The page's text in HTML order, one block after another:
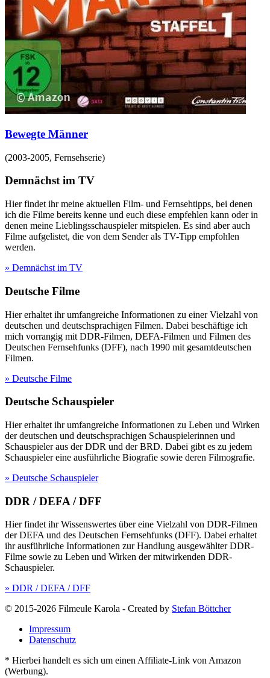
Bewegte Männer
(2003-2005, Fernsehserie)
Demnächst im TV
Hier findet ihr meine aktuellen Film- und Fernsehtipps, bei denen
ich die Filme bereits kenne und euch diese empfehlen kann oder in
denen meine Lieblingsschauspieler mitspielen. Es sind aber auch
Filme aufgelistet, die von dem Sender als TV-Tipp empfohlen
werden.
» Demnächst im TV
Deutsche Filme
Hier erhaltet ihr umfangreiche Informationen zu einer Vielzahl von
deutschen und deutschsprachigen Filmen. Dabei beschäftige ich
mich vorrangig mit DDR-Filmen, DEFA-Filmen und Filmen des
Deutschen Fernsehfunks (DFF), nach 1990 mit gesamtdeutschen
Filmen.
» Deutsche Filme
Deutsche Schauspieler
Hier erhaltet ihr umfangreiche Informationen zu Leben und Wirken
der deutschen und deutschsprachigen Schauspielerinnen und
Schauspieler aus der DDR und der BRD. Dabei gibt es zu jedem
Schauspieler eine ausführliche Biografie sowie deren Filmografie.
» Deutsche Schauspieler
DDR / DEFA / DFF
Hier findet ihr Wissenswertes über eine Vielzahl von DDR-Filmen
der DEFA und des Deutschen Fernsehfunks (DFF). Dabei erhaltet
ihr ausführliche Informationen zur Handlung ausgewählter DDR-
Filme sowie zu Leben und Wirken der mitwirkenden DDR-
Schauspieler.
» DDR / DEFA / DFF
© 2015-2026 Filmeule Karola - Created by Stefan Böttcher
Impressum
Datenschutz
* Hierbei handelt es sich um einen Affiliate-Link von Amazon
(Werbung).